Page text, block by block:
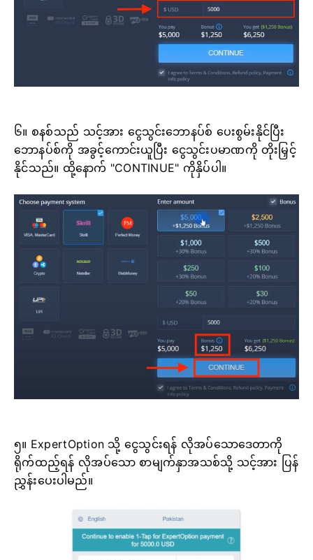
၆။ စနစ်သည် သင့်အား ငွေသွင်းဘောနပ်စ် ပေးစွမ်းနိုင်ပြီး
ဘောနပ်စ်ကို အခွင့်ကောင်းယူပြီး ငွေသွင်းပမာဏကို တိုးမြှင့်
နိုင်သည်။ ထို့နောက် "CONTINUE" ကိုနှိပ်ပါ။
၅။ ExpertOption သို့ ငွေသွင်းရန် လိုအပ်သောဒေတာကို
ရိုက်ထည့်ရန် လိုအပ်သော စာမျက်နှာအသစ်သို့ သင့်အား ပြန်
ညွှန်းပေးပါမည်။